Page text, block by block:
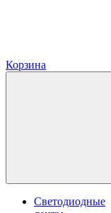
Корзина
Светодиодные